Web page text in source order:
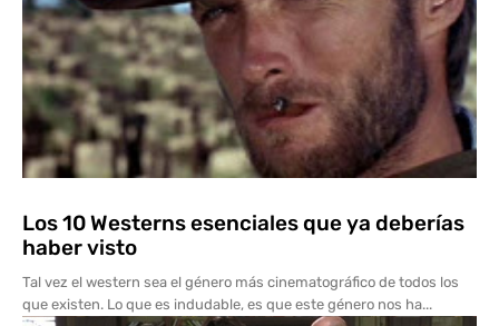
Los 10 Westerns esenciales que ya deberías
haber visto
Tal vez el western sea el género más cinematográfico de todos los
que existen. Lo que es indudable, es que este género nos ha...